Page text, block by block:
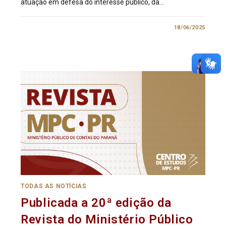
atuação em defesa do interesse público, da…
18/06/2025
TODAS AS NOTÍCIAS
Publicada a 20ª edição da
Revista do Ministério Público